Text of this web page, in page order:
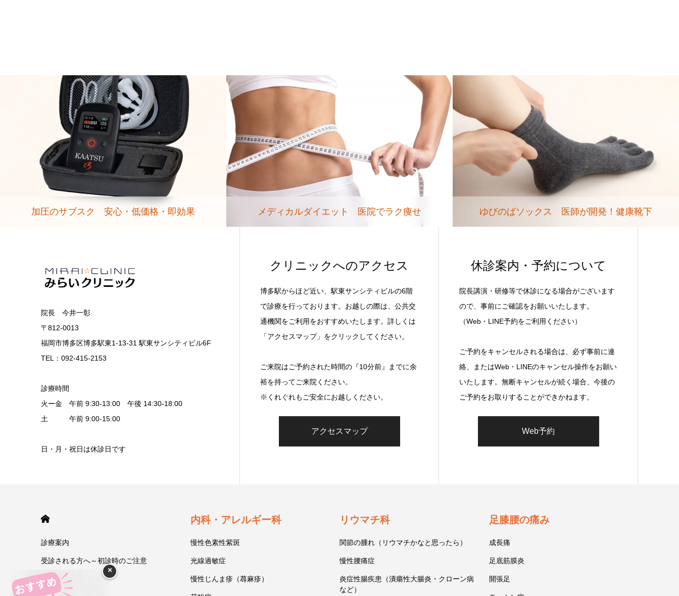
加圧のサブスク 安心・低価格・即効果 メディカルダイエット 医院でラク痩せ ゆびのばソックス 医師が開発！健康靴下
院長 今井一彰
〒812-0013
福岡市博多区博多駅東1-13-31 駅東サンシティビル6F
TEL：092-415-2153
診療時間
火ー金 午前 9:30-13:00 午後 14:30-18:00
土 午前 9:00-15:00
日・月・祝日は休診日です
クリニックへのアクセス
博多駅からほど近い、駅東サンシティビルの6階
で診療を行っております。お越しの際は、公共交
通機関をご利用をおすすめいたします。詳しくは
「アクセスマップ」をクリックしてください。
ご来院はご予約された時間の『10分前』までに余
裕を持ってご来院ください。
※くれぐれもご安全にお越しください。
アクセスマップ
休診案内・予約について
院長講演・研修等で休診になる場合がございます
ので、事前にご確認をお願いいたします。
（Web・LINE予約をご利用ください）
ご予約をキャンセルされる場合は、必ず事前に連
絡、またはWeb・LINEのキャンセル操作をお願い
いたします。無断キャンセルが続く場合、今後の
ご予約をお取りすることができかねます。
Web予約
診療案内
受診される方へ～初診時のご注意
今井一彰 院長紹介
内科・アレルギー科
慢性色素性紫斑
光線過敏症
慢性じんま疹（蕁麻疹）
リウマチ科
関節の腫れ（リウマチかなと思ったら）
慢性腰痛症
炎症性腸疾患（潰瘍性大腸炎・クローン病
など）
足膝腰の痛み
成長痛
足底筋膜炎
開張足
×